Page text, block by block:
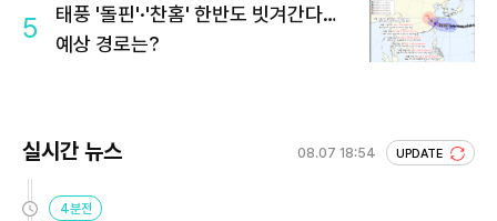
5
태풍 '돌핀'·'찬홈' 한반도 빗겨간다…
예상 경로는?
실시간 뉴스 08.07 18:54 UPDATE
4분전